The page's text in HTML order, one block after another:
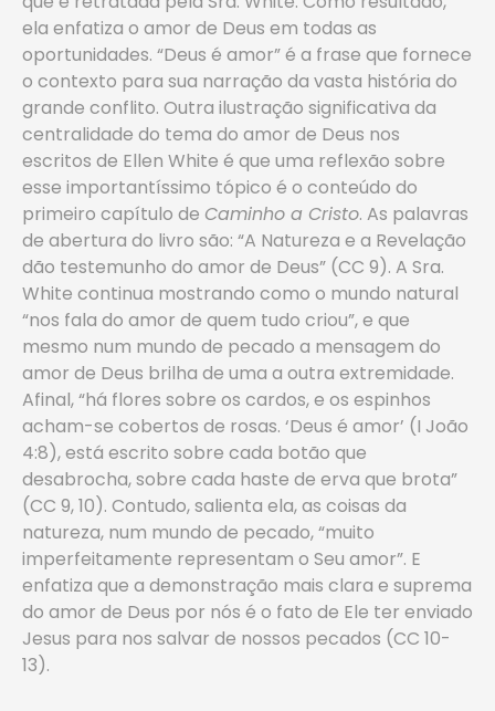
ela enfatiza o amor de Deus em todas as
oportunidades. “Deus é amor” é a frase que fornece
o contexto para sua narração da vasta história do
grande conflito. Outra ilustração significativa da
centralidade do tema do amor de Deus nos
escritos de Ellen White é que uma reflexão sobre
esse importantíssimo tópico é o conteúdo do
primeiro capítulo de Caminho a Cristo. As palavras
de abertura do livro são: “A Natureza e a Revelação
dão testemunho do amor de Deus” (CC 9). A Sra.
White continua mostrando como o mundo natural
“nos fala do amor de quem tudo criou”, e que
mesmo num mundo de pecado a mensagem do
amor de Deus brilha de uma a outra extremidade.
Afinal, “há flores sobre os cardos, e os espinhos
acham-se cobertos de rosas. ‘Deus é amor’ (I João
4:8), está escrito sobre cada botão que
desabrocha, sobre cada haste de erva que brota”
(CC 9, 10). Contudo, salienta ela, as coisas da
natureza, num mundo de pecado, “muito
imperfeitamente representam o Seu amor”. E
enfatiza que a demonstração mais clara e suprema
do amor de Deus por nós é o fato de Ele ter enviado
Jesus para nos salvar de nossos pecados (CC 10-
13).